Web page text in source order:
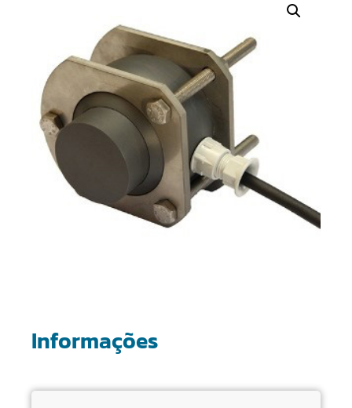
Informações